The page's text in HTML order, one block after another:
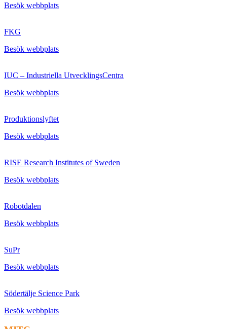
Besök webbplats
FKG
Besök webbplats
IUC – Industriella UtvecklingsCentra
Besök webbplats
Produktionslyftet
Besök webbplats
RISE Research Institutes of Sweden
Besök webbplats
Robotdalen
Besök webbplats
SuPr
Besök webbplats
Södertälje Science Park
Besök webbplats